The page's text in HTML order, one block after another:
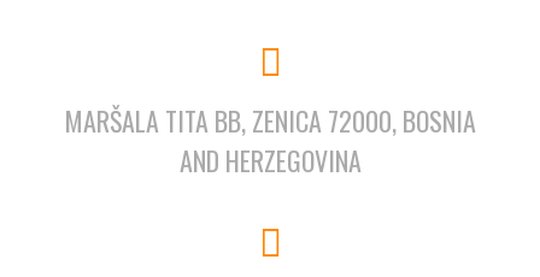
MARŠALA TITA BB, ZENICA 72000, BOSNIA
AND HERZEGOVINA